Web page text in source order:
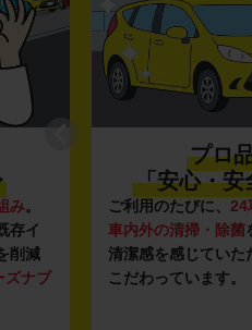
み。
存イ
削減
ズナブ
プロ
「安心・安
ご利用のたびに、 24
車内外の清掃・除菌
清潔感を感じていた
こだわっています。